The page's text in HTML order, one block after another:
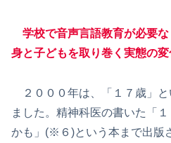
学校で音声言語教育が必要
身と子どもを取り巻く実態の変
２０００年は、「１７歳」と
ました。精神科医の書いた「
かも」(※６)という本まで出版